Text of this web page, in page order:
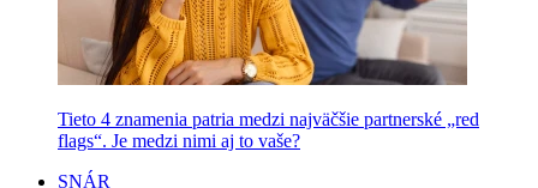
Tieto 4 znamenia patria medzi najväčšie partnerské „red
flags“. Je medzi nimi aj to vaše?
SNÁR